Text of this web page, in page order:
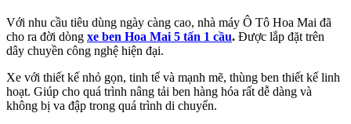
Với nhu cầu tiêu dùng ngày càng cao, nhà máy Ô Tô Hoa Mai đã
cho ra đời dòng xe ben Hoa Mai 5 tấn 1 cầu. Được lắp đặt trên
dây chuyền công nghệ hiện đại.
Xe với thiết kế nhỏ gọn, tinh tế và mạnh mẽ, thùng ben thiết kế linh
hoạt. Giúp cho quá trình nâng tải ben hàng hóa rất dễ dàng và
không bị va đập trong quá trình di chuyển.